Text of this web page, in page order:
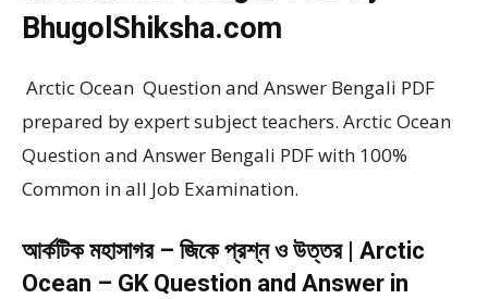
BhugolShiksha.com
Arctic Ocean Question and Answer Bengali PDF
prepared by expert subject teachers. Arctic Ocean
Question and Answer Bengali PDF with 100%
Common in all Job Examination.
আর্কটিক মহাসাগর – জিকে প্রশ্ন ও উত্তর | Arctic
Ocean – GK Question and Answer in